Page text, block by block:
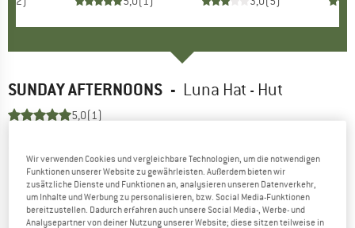
SUNDAY AFTERNOONS - Luna Hat - Hut
5,0(1)
Wir verwenden Cookies und vergleichbare Technologien, um die notwendigen
Funktionen unserer Website zu gewährleisten. Außerdem bieten wir
zusätzliche Dienste und Funktionen an, analysieren unseren Datenverkehr,
um Inhalte und Werbung zu personalisieren, bzw. Social Media-Funktionen
bereitzustellen. Dadurch erfahren auch unsere Social Media-, Werbe- und
Analysepartner von deiner Nutzung unserer Website; diese sitzen teilweise in